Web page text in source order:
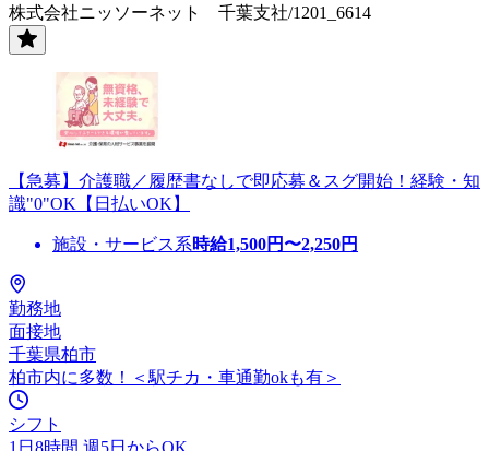
株式会社ニッソーネット 千葉支社/1201_6614
【急募】介護職／履歴書なしで即応募＆スグ開始！経験・知
識"0"OK【日払いOK】
施設・サービス系時給1,500円〜2,250円
勤務地
面接地
千葉県柏市
柏市内に多数！＜駅チカ・車通勤okも有＞
シフト
1日8時間 週5日からOK